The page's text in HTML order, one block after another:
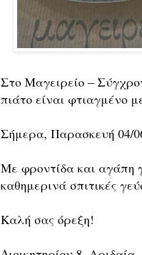
Στο Μαγειρείο –
πιάτο είναι φτιαγμένο
Σήμερα, Παρασκευή 04/
Με φροντίδα και αγάπη
καθημερινά σπιτικές
Καλή σας όρεξη!